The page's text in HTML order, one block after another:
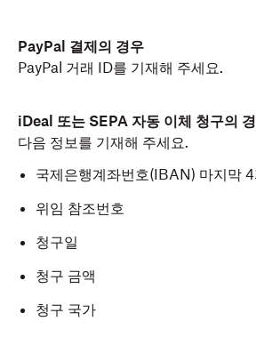
PayPal 결제의 경우
PayPal 거래 ID를 기재해 주세요.
iDeal 또는 SEPA 자동 이체 청구의
다음 정보를 기재해 주세요.
국제은행계좌번호(IBAN) 마지막 4
위임 참조번호
청구일
청구 금액
청구 국가